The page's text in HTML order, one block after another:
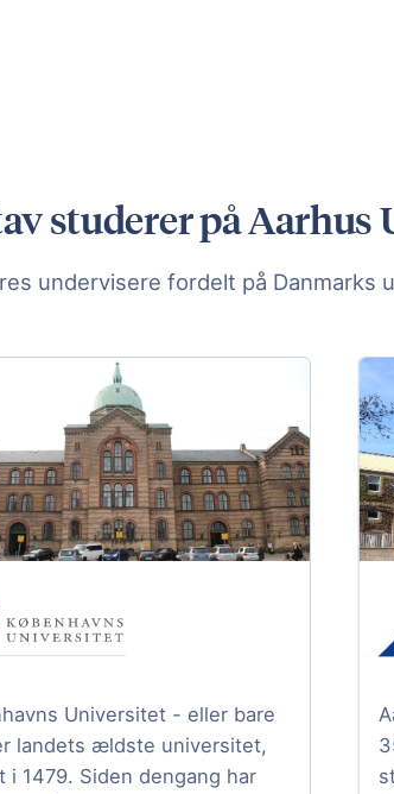
studerer på Aarhus
undervisere fordelt på Danmarks
Universitet - eller bare
landets ældste universitet,
i 1479. Siden dengang har